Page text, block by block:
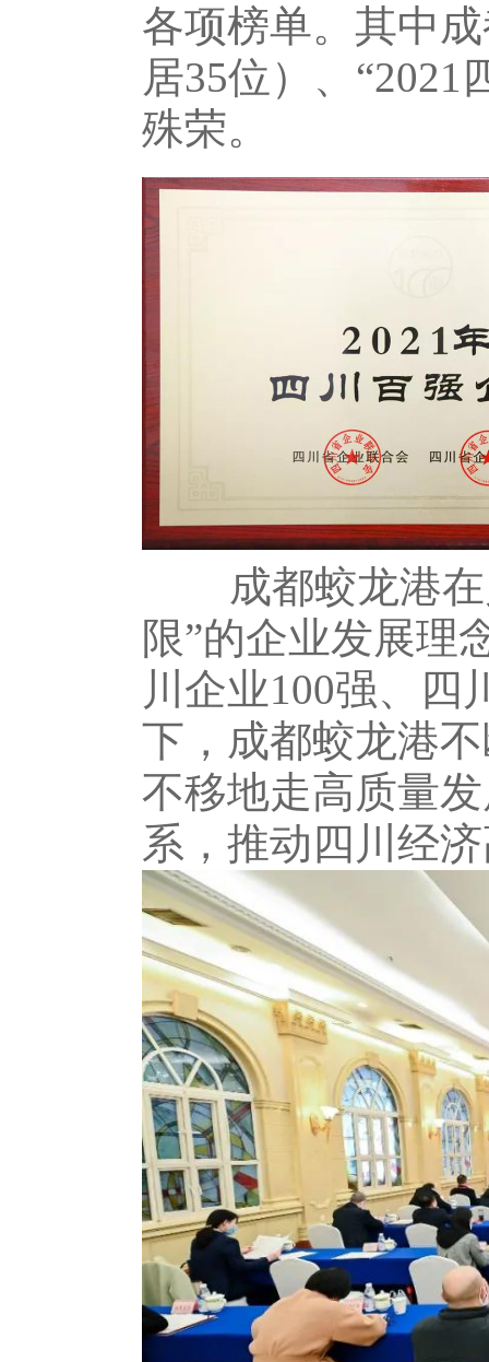
各项榜单。其中
居35位）、“2021
殊荣。
成都蛟龙港在
限”的企业发展理
川企业100强、四
下，成都蛟龙港
不移地走高质量
系，推动四川经